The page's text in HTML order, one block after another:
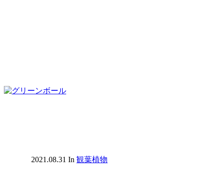
2021.08.31 In 観葉植物